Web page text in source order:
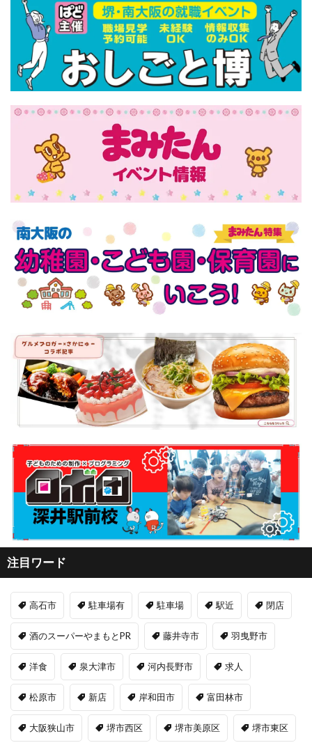
注目ワード
高石市 駐車場有 駐車場 駅近 閉店
酒のスーパーやまもとPR 藤井寺市 羽曳野市
洋食 泉大津市 河内長野市 求人
松原市 新店 岸和田市 富田林市
大阪狭山市 堺市西区 堺市美原区 堺市東区